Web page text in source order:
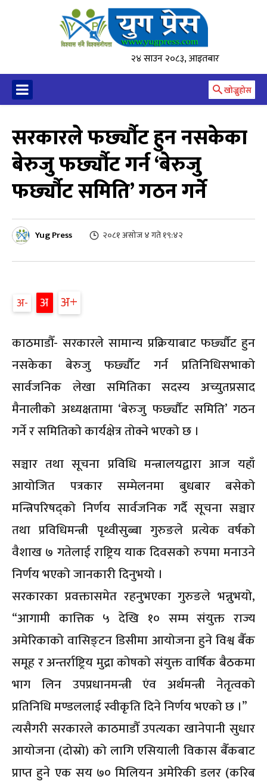
२४ साउन २०८३, आइतबार
खोज्नुहोस
सरकारले फर्छ्यौट हुन नसकेका
बेरुजु फर्छ्यौट गर्न ‘बेरुजु
फर्छ्यौट समिति’ गठन गर्ने
Yug Press २०८१ असोज ४ गते १९:४२
अ अ अ
काठमाडौँ- सरकारले सामान्य प्रक्रियाबाट फर्छ्यौट हुन
नसकेका बेरुजु फर्छ्यौट गर्न प्रतिनिधिसभाको
सार्वजनिक लेखा समितिका सदस्य अच्युतप्रसाद
मैनालीको अध्यक्षतामा ‘बेरुजु फर्छ्यौट समिति’ गठन
गर्ने र समितिको कार्यक्षेत्र तोक्ने भएको छ ।
सञ्चार तथा सूचना प्रविधि मन्त्रालयद्वारा आज यहाँ
आयोजित पत्रकार सम्मेलनमा बुधबार बसेको
मन्त्रिपरिषद्को निर्णय सार्वजनिक गर्दै सूचना सञ्चार
तथा प्रविधिमन्त्री पृथ्वीसुब्बा गुरुङले प्रत्येक वर्षको
वैशाख ७ गतेलाई राष्ट्रिय याक दिवसको रुपमा मनाउने
निर्णय भएको जानकारी दिनुभयो ।
सरकारका प्रवक्तासमेत रहनुभएका गुरुङले भन्नुभयो,
“आगामी कात्तिक ५ देखि १० सम्म संयुक्त राज्य
अमेरिकाको वासिङ्टन डिसीमा आयोजना हुने विश्व बैँक
समूह र अन्तर्राष्ट्रिय मुद्रा कोषको संयुक्त वार्षिक बैठकमा
भाग लिन उपप्रधानमन्त्री एंव अर्थमन्त्री नेतृत्वको
प्रतिनिधि मण्डललाई स्वीकृति दिने निर्णय भएको छ ।”
त्यसैगरी सरकारले काठमाडौँ उपत्यका खानेपानी सुधार
आयोजना (दोस्रो) को लागि एसियाली विकास बैँकबाट
प्राप्त हुने एक सय ७० मिलियन अमेरिकी डलर (करिब